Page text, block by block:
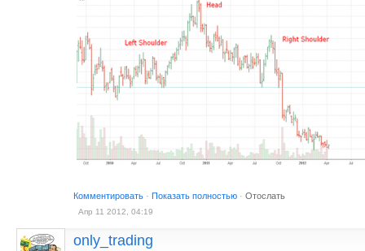
Комментировать · Показать полностью · Отослать
Апр 11 2012, 04:19
only_trading